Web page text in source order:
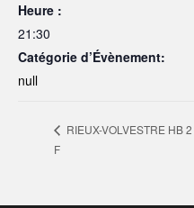
Heure :
21:30
Catégorie d’Évènement:
null
RIEUX-VOLVESTRE HB
F